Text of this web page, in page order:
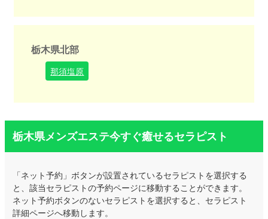
栃木県北部
那須塩原
栃木県メンズエステ今すぐ癒せるセラピスト
「ネット予約」ボタンが設置されているセラピストを選択する
と、該当セラピストの予約ページに移動することができます。
ネット予約ボタンのないセラピストを選択すると、セラピスト
詳細ページへ移動します。